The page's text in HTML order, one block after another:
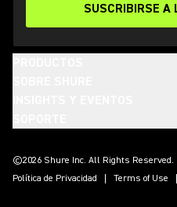
SUSCRIBIRSE A
©2026 Shure Inc. All Rights Reserved.
Política de Privacidad
Terms of Use